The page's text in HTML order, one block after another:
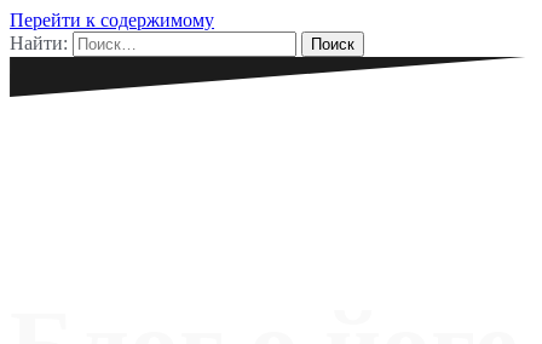
Перейти к содержимому
Найти: